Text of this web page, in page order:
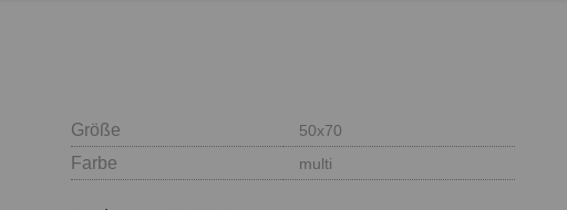
Größe 50x70
Farbe multi